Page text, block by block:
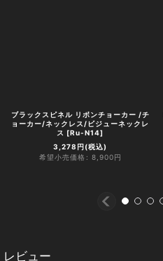
ブラックスピネル リボンチョーカー /チ
ョーカー/ネックレス/ビジューネックレ
ス [Ru-N14]
3,278 円 (税込)
希望小売価格 : 8,900円
レビュー